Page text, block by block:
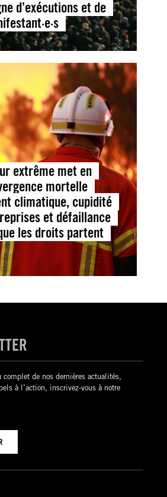
d’exécutions et de
extrême met en
mortelle
climatique, cupidité
et défaillance
les droits partent
complet de nos dernières actualités,
à l’action, inscrivez-vous à notre